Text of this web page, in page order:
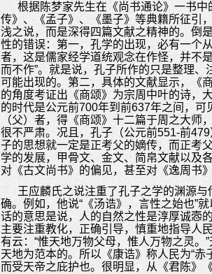
根据陈梦家先生在《尚书通论》一书
传》、《孟子》、《墨子》等典籍所征引
浅之说，而是深得四篇文献之精神的。倒
性的错误：第一，孔学的出现，必有一个
者，这是儒家经学道统观念在作怪，并不
而不作”。就是说，孔子所作的只是整理
可能出现的。第二，具体的文献显示，《
的角度考证出《商颂》为宗周中叶的诗，
的时代是公元前700年到前637年之间，
（父）者，得《商颂》十二篇于周之大师
很不严肃。况且，孔子（公元前551-前
子的思想就一定是正考父的嫡传，而正考
学的发展，甲骨文、金文、简帛文献以及
对《古文尚书》的偏见，甚至对《逸周书
王应麟氏之说注重了孔子之学的渊源
确。例如，他说“《汤诰》，言性之始也”
话的意思是说，人的自然之性是淳厚诚悫
主要注重教化，正确引导，慎重地指导人
有云：“惟天地万物父母，惟人万物之灵
天地为范本的。所以《康诰》称人民为“赤
而受天帝之庇护也。很明显，从《君陈》